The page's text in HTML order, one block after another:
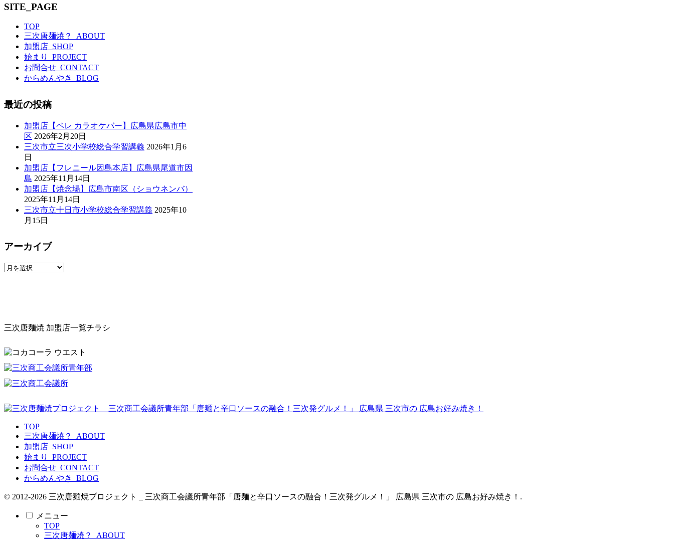
SITE_PAGE
TOP
三次唐麺焼？_ABOUT
加盟店_SHOP
始まり_PROJECT
お問合せ_CONTACT
からめんやき_BLOG
最近の投稿
加盟店【ペレ カラオケバー】広島県広島市中
区 2026年2月20日
三次市立三次小学校総合学習講義 2026年1月6
日
加盟店【フレニール因島本店】広島県尾道市因
島 2025年11月14日
加盟店【焼念場】広島市南区（ショウネンバ）
2025年11月14日
三次市立十日市小学校総合学習講義 2025年10
月15日
アーカイブ
ア
三次唐麺焼 加盟店一覧チラシ
TOP
三次唐麺焼？_ABOUT
加盟店_SHOP
始まり_PROJECT
お問合せ_CONTACT
からめんやき_BLOG
© 2012-2026 三次唐麺焼プロジェクト _ 三次商工会議所青年部「唐麺と辛口ソースの融合！三次発グルメ！」 広島県 三次市の 広島お好み焼き！.
メニュー
TOP
三次唐麺焼？_ABOUT